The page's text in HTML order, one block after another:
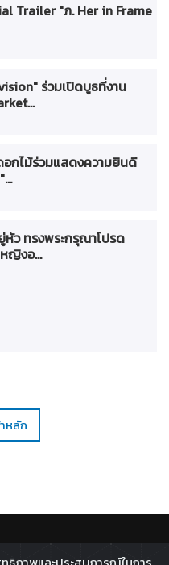
Trailer "ภ. Her in Frame
ร่วมเปิดบูธที่งาน
กไม้ร่วมแสดงความยินดี
หัว ทรงพระกรุณาโปรด
ญิงอ...
หลัก